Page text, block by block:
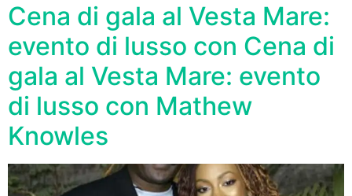
Cena di gala al Vesta Mare:
evento di lusso con Cena di
gala al Vesta Mare: evento
di lusso con Mathew
Knowles